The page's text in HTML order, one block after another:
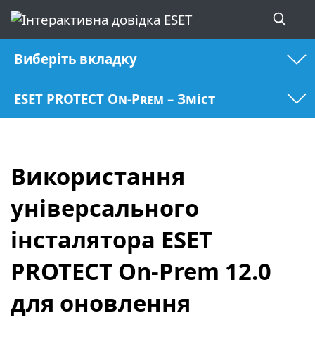
Виберіть вкладку
ESET PROTECT On-Prem – Зміст
Використання
універсального
інсталятора ESET
PROTECT On-Prem 12.0
для оновлення